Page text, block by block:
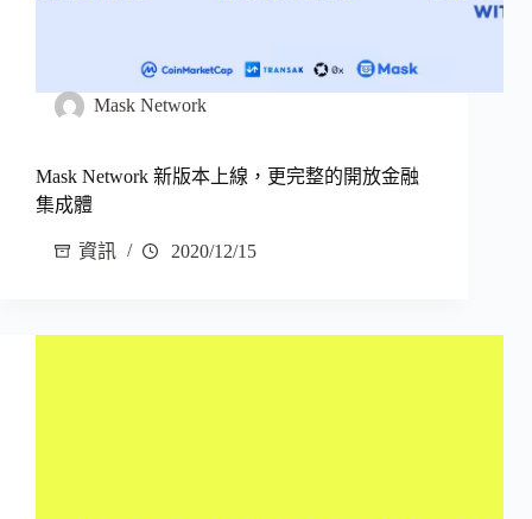
Mask Network
Mask Network 新版本上線，更完整的開放金融
集成體
資訊 2020/12/15